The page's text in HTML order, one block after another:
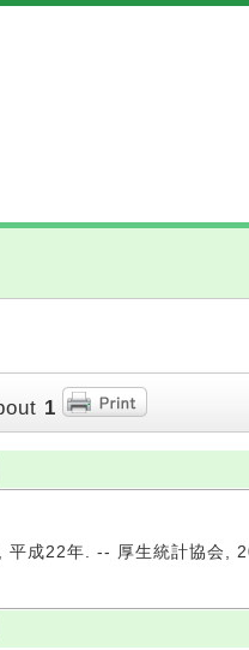
1
平成22年. -- 厚生統計協会,